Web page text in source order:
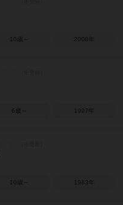
10歳～ 2008年
6歳～ 1997年
10歳～ 1983年